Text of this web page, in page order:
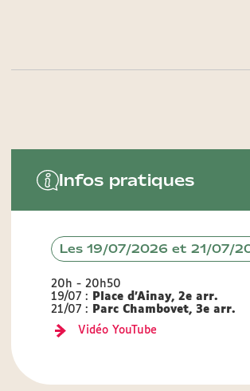
Infos pratiques
Les 19/07/2026 et 21/07/
20h - 20h50
19/07 :
Place d'Ainay, 2e arr.
21/07 :
Parc Chambovet, 3e arr.
Vidéo YouTube